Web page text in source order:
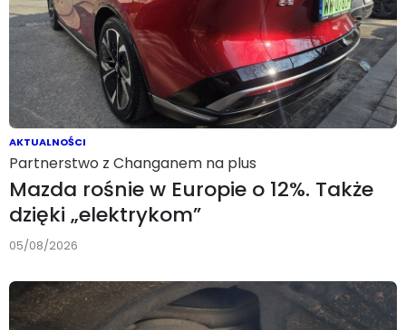
AKTUALNOŚCI
Partnerstwo z Changanem na plus
Mazda rośnie w Europie o 12%. Także
dzięki „elektrykom”
05/08/2026